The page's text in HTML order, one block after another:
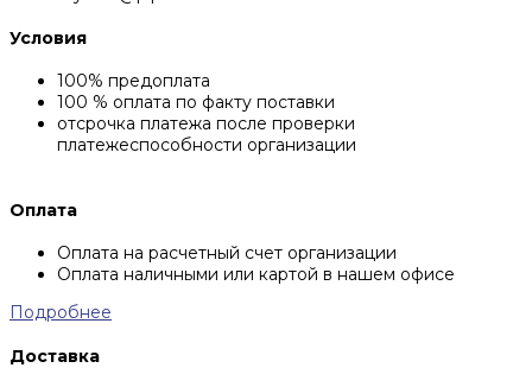
Условия
100% предоплата
100 % оплата по факту поставки
отсрочка платежа после проверки
платежеспособности организации
Оплата
Оплата на расчетный счет организации
Оплата наличными или картой в нашем офисе
Подробнее
Доставка